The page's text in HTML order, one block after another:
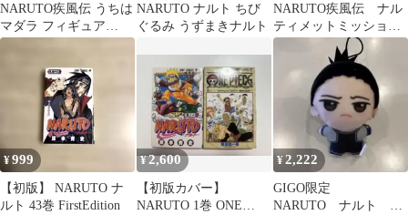
NARUTO疾風伝 うちは
マダラ フィギュア
GIGO限定
NARUTO ナルト ちび
ぐるみ うずまきナルト
NARUTO疾風伝 ナル
ティメットミッション
うずまきナルト 2007
年Vジャンプ
¥999
【初版】 NARUTO ナ
ルト 43巻 FirstEdition
¥2,600
【初版カバー】
NARUTO 1巻 ONE
¥2,222
GIGO限定
NARUTO ナルト チ